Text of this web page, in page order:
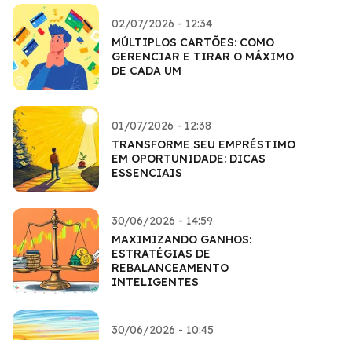
02/07/2026 - 12:34
MÚLTIPLOS CARTÕES: COMO
GERENCIAR E TIRAR O MÁXIMO
DE CADA UM
01/07/2026 - 12:38
TRANSFORME SEU EMPRÉSTIMO
EM OPORTUNIDADE: DICAS
ESSENCIAIS
30/06/2026 - 14:59
MAXIMIZANDO GANHOS:
ESTRATÉGIAS DE
REBALANCEAMENTO
INTELIGENTES
30/06/2026 - 10:45